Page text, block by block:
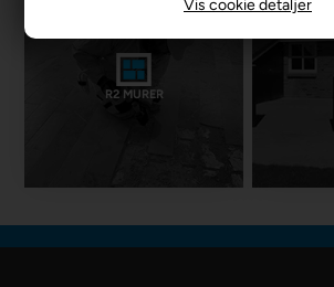
Vis cookie detaljer
R2 MURER